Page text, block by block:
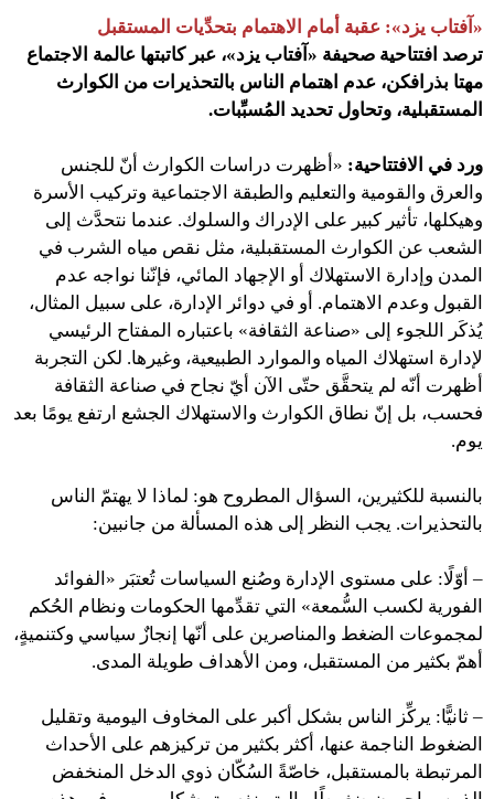
«آفتاب يزد»: عقبة أمام الاهتمام بتحدِّيات المستقبل
ترصد افتتاحية صحيفة «آفتاب يزد»، عبر كاتبتها عالمة الاجتماع
مهتا بذرافكن، عدم اهتمام الناس بالتحذيرات من الكوارث
المستقبلية، وتحاول تحديد المُسبِّبات.
ورد في الافتتاحية: «أظهرت دراسات الكوارث أنّ للجنس
والعرق والقومية والتعليم والطبقة الاجتماعية وتركيب الأسرة
وهيكلها، تأثير كبير على الإدراك والسلوك. عندما نتحدَّث إلى
الشعب عن الكوارث المستقبلية، مثل نقص مياه الشرب في
المدن وإدارة الاستهلاك أو الإجهاد المائي، فإنّنا نواجه عدم
القبول وعدم الاهتمام. أو في دوائر الإدارة، على سبيل المثال،
يُذكَر اللجوء إلى «صناعة الثقافة» باعتباره المفتاح الرئيسي
لإدارة استهلاك المياه والموارد الطبيعية، وغيرها. لكن التجربة
أظهرت أنّه لم يتحقَّق حتّى الآن أيّ نجاح في صناعة الثقافة
فحسب، بل إنّ نطاق الكوارث والاستهلاك الجشع ارتفع يومًا بعد
يوم.
بالنسبة للكثيرين، السؤال المطروح هو: لماذا لا يهتمّ الناس
بالتحذيرات. يجب النظر إلى هذه المسألة من جانبين:
– أوّلًا: على مستوى الإدارة وصُنع السياسات تُعتبَر «الفوائد
الفورية لكسب السُّمعة» التي تقدِّمها الحكومات ونظام الحُكم
لمجموعات الضغط والمناصرين على أنّها إنجازٌ سياسي وكتنميةٍ،
أهمّ بكثير من المستقبل، ومن الأهداف طويلة المدى.
– ثانيًّا: يركِّز الناس بشكل أكبر على المخاوف اليومية وتقليل
الضغوط الناجمة عنها، أكثر بكثير من تركيزهم على الأحداث
المرتبطة بالمستقبل، خاصّةً السُكّان ذوي الدخل المنخفض